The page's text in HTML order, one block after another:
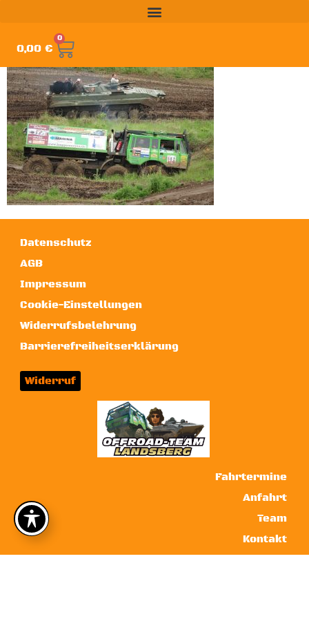
0,00 €
0
Datenschutz
AGB
Impressum
Cookie-Einstellungen
Widerrufsbelehrung
Barrierefreiheitserklärung
Widerruf
Fahrtermine
Anfahrt
Team
Kontakt